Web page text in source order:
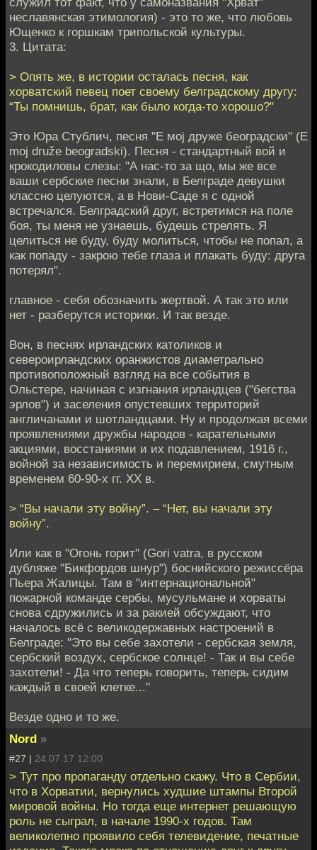
неславянская этимология) - это то же, что любовь
Ющенко к горшкам трипольской культуры.
3. Цитата:
> Опять же, в истории осталась песня, как
хорватский певец поет своему белградскому другу:
“Ты помнишь, брат, как было когда-то хорошо?"
Это Юра Стублич, песня "Е мој друже београдски" (E
moj druže beogradski). Песня - стандартный вой и
крокодиловы слезы: "А нас-то за що, мы же все
ваши сербские песни знали, в Белграде девушки
классно целуются, а в Нови-Саде я с одной
встречался. Белградский друг, встретимся на поле
боя, ты меня не узнаешь, будешь стрелять. Я
целиться не буду, буду молиться, чтобы не попал, а
как попаду - закрою тебе глаза и плакать буду: друга
потерял".
главное - себя обозначить жертвой. А так это или
нет - разберутся историки. И так везде.
Вон, в песнях ирландских католиков и
североирландских оранжистов диаметрально
противоположный взгляд на все события в
Ольстере, начиная с изгнания ирландцев ("бегства
эрлов") и заселения опустевших территорий
англичанами и шотландцами. Ну и продолжая всеми
проявлениями дружбы народов - карательными
акциями, восстаниями и их подавлением, 1916 г.,
войной за независимость и перемирием, смутным
временем 60-90-х гг. XX в.
> “Вы начали эту войну”. – “Нет, вы начали эту
войну”.
Или как в "Огонь горит" (Gori vatra, в русском
дубляже "Бикфордов шнур") боснийского режиссёра
Пьера Жалицы. Там в "интернациональной"
пожарной команде сербы, мусульмане и хорваты
снова сдружились и за ракией обсуждают, что
началось всё с великодержавных настроений в
Белграде: "Это вы себе захотели - сербская земля,
сербский воздух, сербское солнце! - Так и вы себе
захотели! - Да что теперь говорить, теперь сидим
каждый в своей клетке..."
Везде одно и то же.
Nord »
#27 | 24.07.17 12:00
> Тут про пропаганду отдельно скажу. Что в Сербии,
что в Хорватии, вернулись худшие штампы Второй
мировой войны. Но тогда еще интернет решающую
роль не сыграл, в начале 1990-х годов. Там
великолепно проявило себя телевидение, печатные